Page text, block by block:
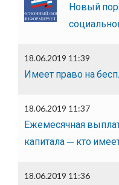
Новый
18.06.2019 11:39
Имеет право на
18.06.2019 11:37
Ежемесячная
капитала — кто
18.06.2019 11:36